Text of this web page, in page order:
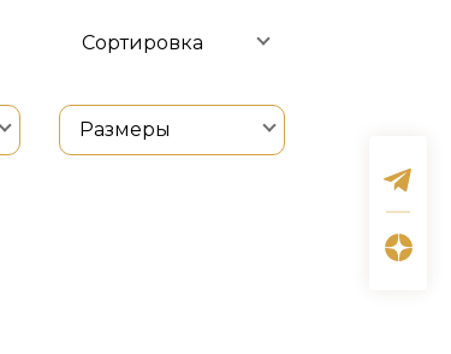
Размеры
Сортировка